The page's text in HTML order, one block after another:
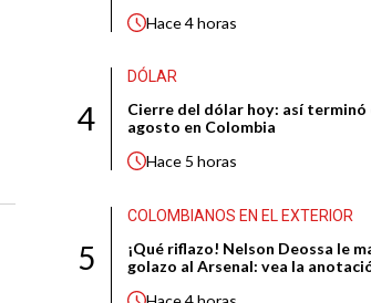
Hace4 horas
4
DÓLAR
Cierre del dólar hoy: así terminó
agosto en Colombia
Hace 5 horas
5
COLOMBIANOS EN EL EXTERIOR
¡Qué riflazo! Nelson Deossa le
golazo al Arsenal: vea la